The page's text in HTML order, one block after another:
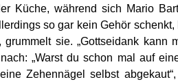
Küche, während sich Mario
so gar kein Gehör
sie. „Gottseidank kann
„Warst du schon mal auf
Zehennägel selbst